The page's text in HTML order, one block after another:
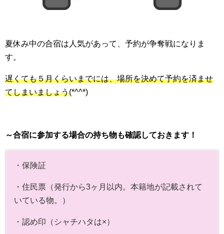
夏休み中の合宿は人気があって、予約が争奪戦になりま
す。
遅くても５月くらいまでには、場所を決めて予約を済ませ
てしまいましょう(*^^*)
～合宿に参加する場合の持ち物も確認しておきます！
・保険証
・住民票（発行から3ヶ月以内。本籍地が記載されて
いている物。）
・認め印（シャチハタは×）